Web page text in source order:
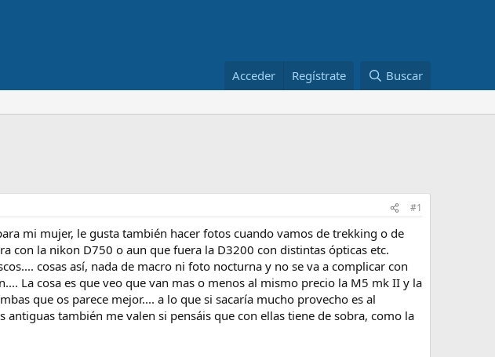
Acceder Regístrate Buscar
#1
mi mujer, le gusta también hacer fotos cuando vamos de trekking o de
con la nikon D750 o aun que fuera la D3200 con distintas ópticas etc.
cosas así, nada de macro ni foto nocturna y no se va a complicar con
La cosa es que veo que van mas o menos al mismo precio la M5 mk II y la
que os parece mejor.... a lo que si sacaría mucho provecho es al
también me valen si pensáis que con ellas tiene de sobra, como la